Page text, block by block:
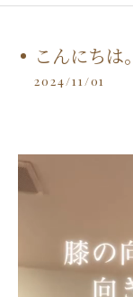
こんにちは。
2024/11/01